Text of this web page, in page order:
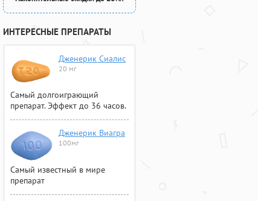
ИНТЕРЕСНЫЕ ПРЕПАРАТЫ
Дженерик Сиалис
20 мг
Самый долгоиграющий
препарат. Эффект до 36 часов.
Дженерик Виагра
100мг
Самый известный в мире
препарат